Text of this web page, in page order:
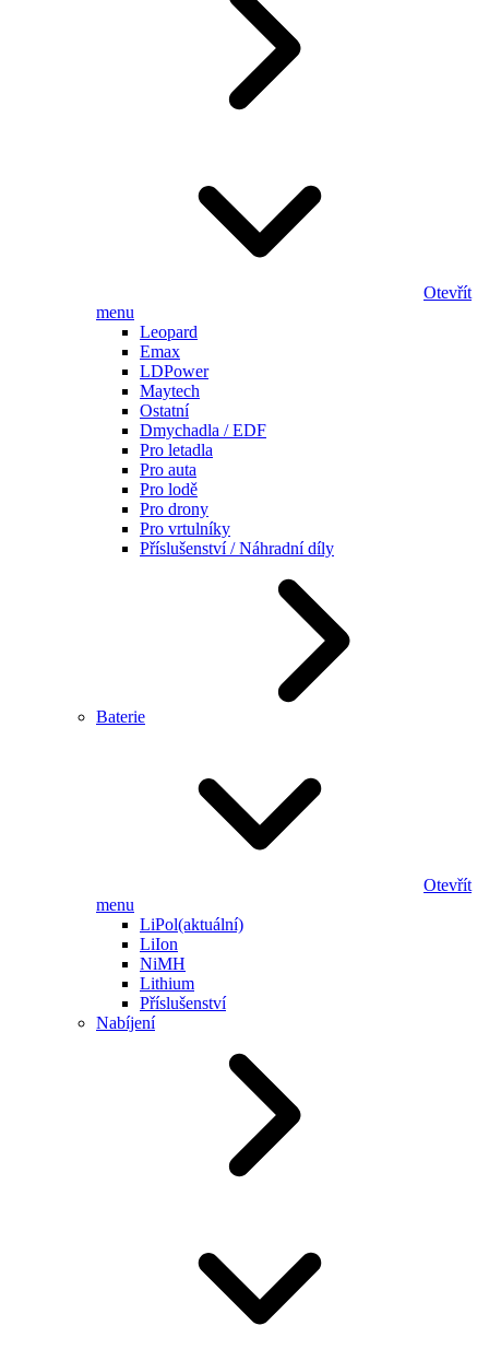
Otevřít
menu
Leopard
Emax
LDPower
Maytech
Ostatní
Dmychadla / EDF
Pro letadla
Pro auta
Pro lodě
Pro drony
Pro vrtulníky
Příslušenství / Náhradní díly
Baterie
Otevřít
menu
LiPol(aktuální)
LiIon
NiMH
Lithium
Příslušenství
Nabíjení